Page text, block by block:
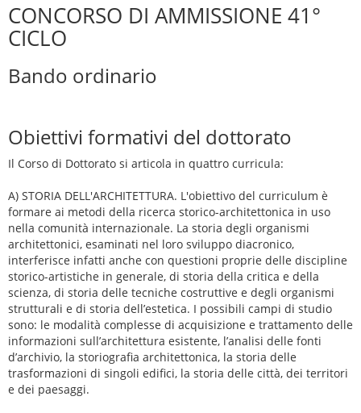
CONCORSO DI AMMISSIONE 41°
CICLO
Bando ordinario
Obiettivi formativi del dottorato
Il Corso di Dottorato si articola in quattro curricula:
A) STORIA DELL'ARCHITETTURA. L'obiettivo del curriculum è
formare ai metodi della ricerca storico-architettonica in uso
nella comunità internazionale. La storia degli organismi
architettonici, esaminati nel loro sviluppo diacronico,
interferisce infatti anche con questioni proprie delle discipline
storico-artistiche in generale, di storia della critica e della
scienza, di storia delle tecniche costruttive e degli organismi
strutturali e di storia dell’estetica. I possibili campi di studio
sono: le modalità complesse di acquisizione e trattamento delle
informazioni sull’architettura esistente, l’analisi delle fonti
d’archivio, la storiografia architettonica, la storia delle
trasformazioni di singoli edifici, la storia delle città, dei territori
e dei paesaggi.